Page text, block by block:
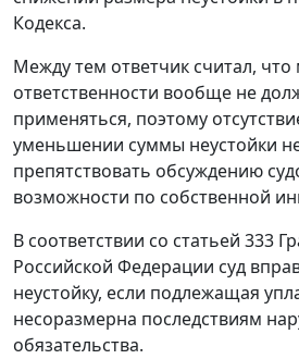
Кодекса.
Между тем ответчик считал,
ответственности вообще не
применяться, поэтому
уменьшении суммы неустойки
препятствовать обсуждению
возможности по собственной
В соответствии со статьей 333
Российской Федерации суд
неустойку, если подлежащая
несоразмерна последствиям
обязательства.